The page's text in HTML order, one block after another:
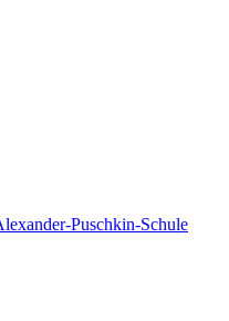
Puschkin-Schule